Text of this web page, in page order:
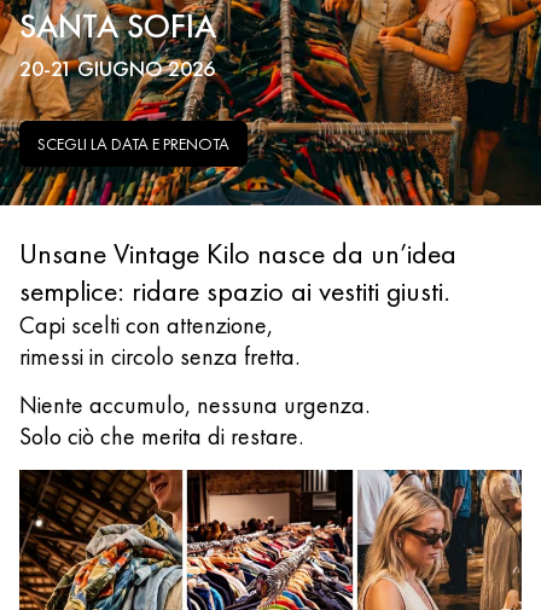
SANTA SOFIA
20-21 GIUGNO 2026
SCEGLI LA DATA E PRENOTA
Unsane Vintage Kilo nasce da un’idea
semplice: ridare spazio ai vestiti giusti.
Capi scelti con attenzione,
rimessi in circolo senza fretta.
Niente accumulo, nessuna urgenza.
Solo ciò che merita di restare.